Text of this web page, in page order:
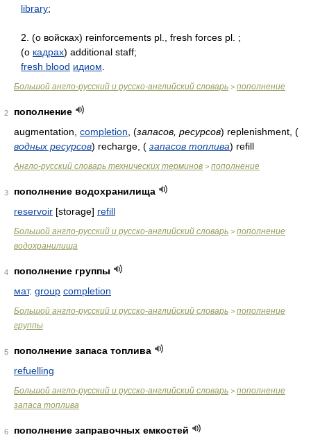
library;
2. (о войсках) reinforcements pl., fresh forces pl. ;
(о кадрах) additional staff;
fresh blood идиом
Большой англо-русский и русско-английский словарь > пополнение
2
пополнение
augmentation, completion (запасов, ресурсов) replenishment, (
водных ресурсов) recharge, ( запасов топлива) refill
Англо-русский словарь технических терминов > пополнение
3
пополнение водохранилища
reservoir [storage] refill
Большой англо-русский и русско-английский словарь > пополнение
водохранилища
4
пополнение группы
мат. group completion
Большой англо-русский и русско-английский словарь > пополнение
группы
5
пополнение запаса топлива
refuelling
Большой англо-русский и русско-английский словарь > пополнение
запаса топлива
6
пополнение заправочных емкостей